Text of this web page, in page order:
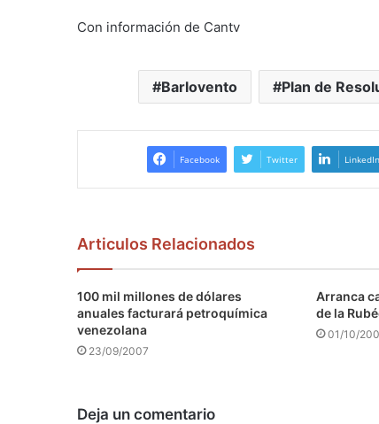
Con información de Cantv
Barlovento Plan de
Facebook Twitter LinkedIn
Articulos Relacionados
100 mil millones de dólares
anuales facturará petroquímica
venezolana
23/09/2007
Arranca
de la
01/10/
Deja un comentario